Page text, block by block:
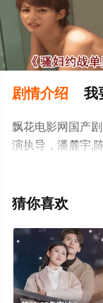
剧情介绍 我
飘花电影网国产
演执导，潘麓宇,
大陆电视剧，大
信息可移步至豆
猜你喜欢